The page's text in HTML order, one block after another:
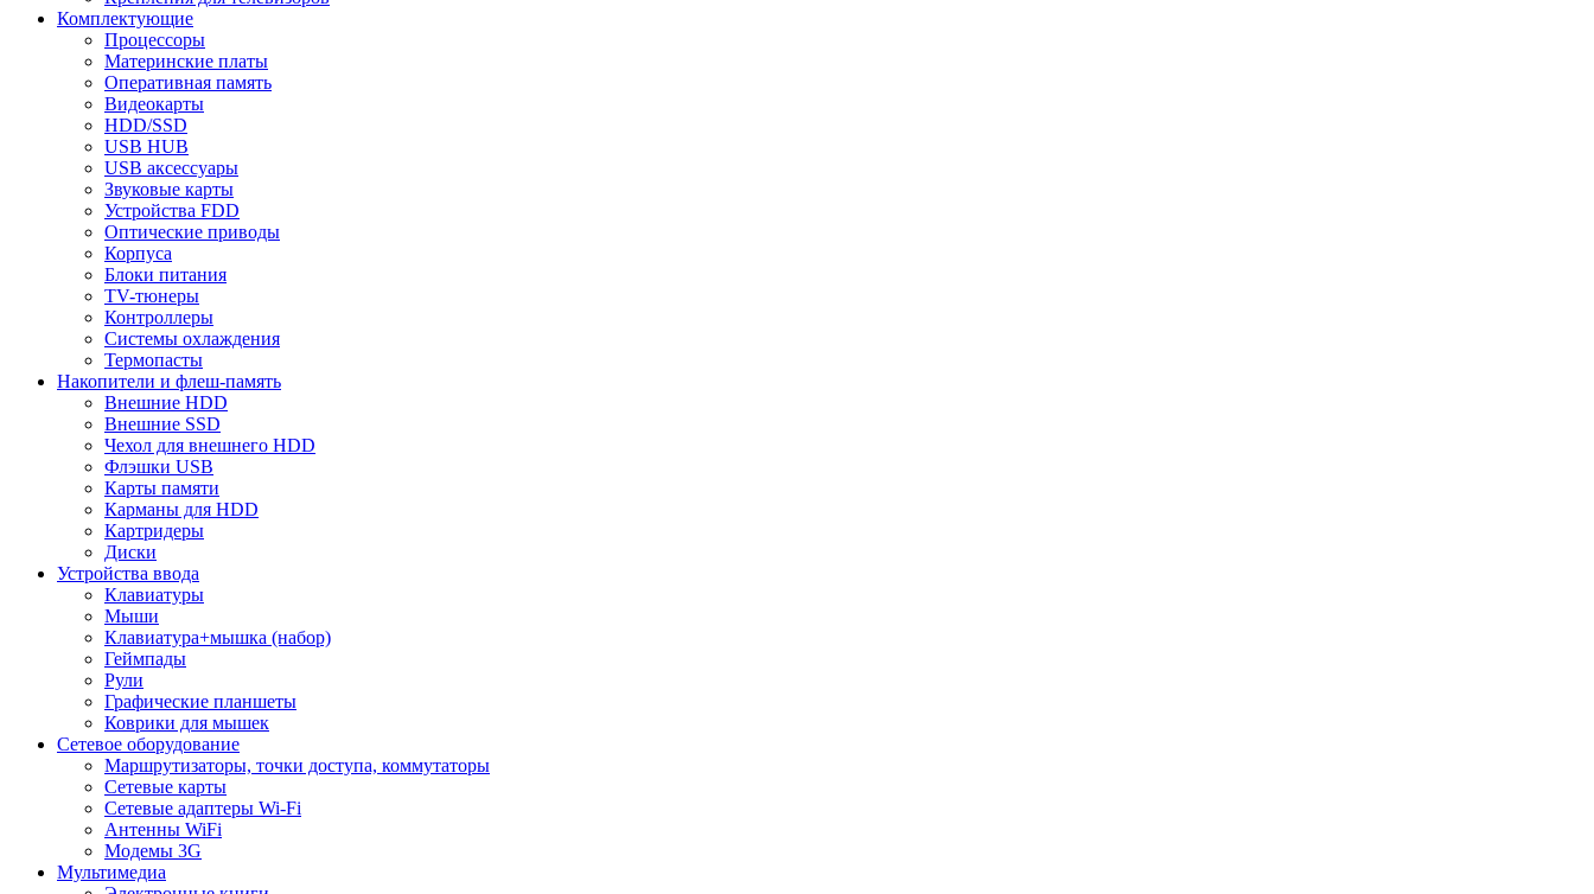
Комплектующие
Процессоры
Материнские платы
Оперативная память
Видеокарты
HDD/SSD
USB HUB
USB аксессуары
Звуковые карты
Устройства FDD
Оптические приводы
Корпуса
Блоки питания
TV-тюнеры
Контроллеры
Системы охлаждения
Термопасты
Накопители и флеш-память
Внешние HDD
Внешние SSD
Чехол для внешнего HDD
Флэшки USB
Карты памяти
Карманы для HDD
Картридеры
Диски
Устройства ввода
Клавиатуры
Мыши
Клавиатура+мышка (набор)
Геймпады
Рули
Графические планшеты
Коврики для мышек
Сетевое оборудование
Маршрутизаторы, точки доступа, коммутаторы
Сетевые карты
Сетевые адаптеры Wi-Fi
Антенны WiFi
Модемы 3G
Мультимедиа